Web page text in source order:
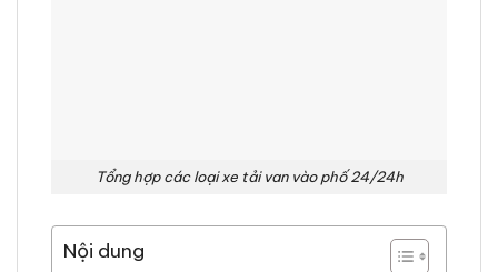
Tổng hợp các loại xe tải van vào phố 24/24h
Nội dung